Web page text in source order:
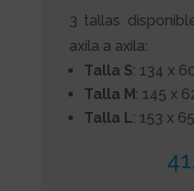
3 tallas
axila a axila:
Talla S: 134 x
Talla M: 145 x
Talla L: 153 x